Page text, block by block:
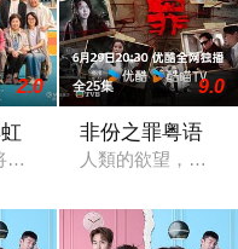
2.0
重建彩虹邨──这条超过60
全25集 9.0
非份之罪粤语
人類的欲望，可驅